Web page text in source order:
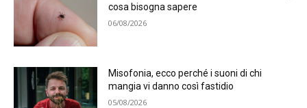
cosa bisogna sapere
06/08/2026
Misofonia, ecco perché i suoni di chi
mangia vi danno così fastidio
05/08/2026